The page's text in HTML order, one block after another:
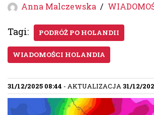
Anna Malczewska
Tagi: PODRÓŻ PO HOLANDII
WIADOMOŚCI HOLANDIA
31/12/2025 08:44 - AKTUALIZACJA31/12/